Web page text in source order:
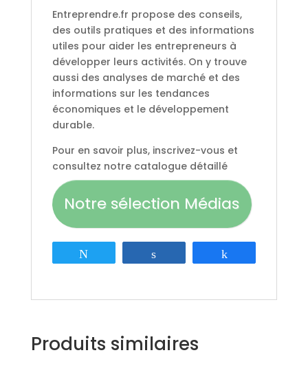
Entreprendre.fr propose des conseils,
des outils pratiques et des informations
utiles pour aider les entrepreneurs à
développer leurs activités. On y trouve
aussi des analyses de marché et des
informations sur les tendances
économiques et le développement
durable.
Pour en savoir plus, inscrivez-vous et
consultez notre catalogue détaillé
Notre sélection Médias
Produits similaires